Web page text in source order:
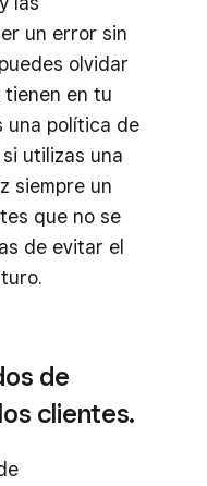
un error sin
olvidar
en tu
una política de
utilizas una
siempre un
que no se
de evitar el
de
clientes.